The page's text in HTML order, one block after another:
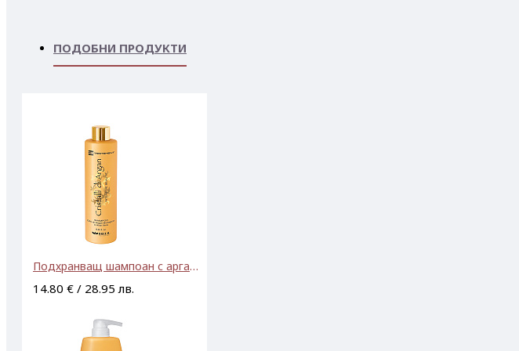
ПОДОБНИ ПРОДУКТИ
Подхранващ шампоан с арганово масло и алое вера Brelil Cristalli Di Argan Intensive Beauthy Shampoo 250ml
14.80 € / 28.95 лв.